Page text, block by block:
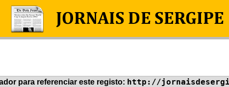
para referenciar este registo: http://